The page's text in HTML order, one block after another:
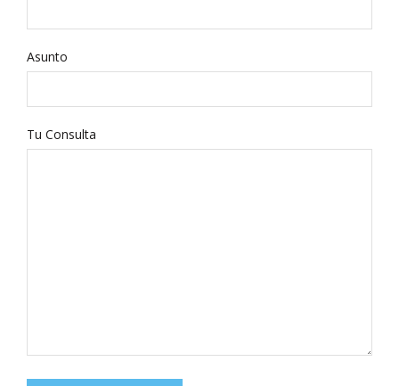
Asunto
Tu Consulta